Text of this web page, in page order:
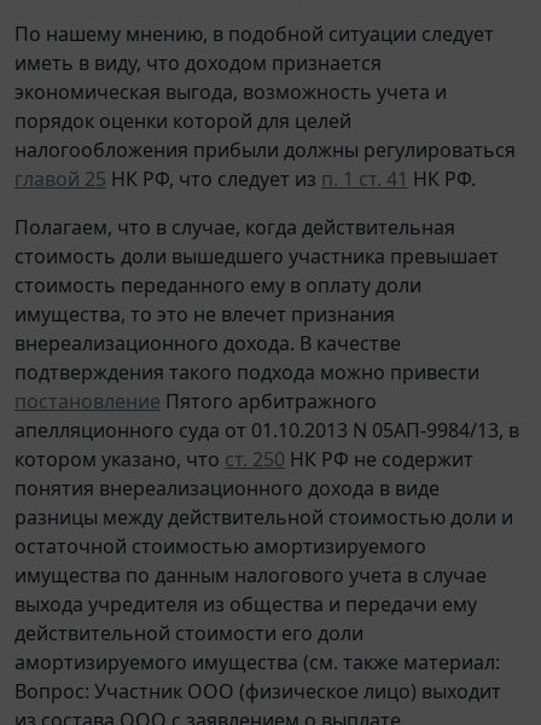
По нашему мнению, в подобной ситуации следует
иметь в виду, что доходом признается
экономическая выгода, возможность учета и
порядок оценки которой для целей
налогообложения прибыли должны регулироваться
главой 25 НК РФ, что следует из п. 1 ст. 41 НК РФ.
Полагаем, что в случае, когда действительная
стоимость доли вышедшего участника превышает
стоимость переданного ему в оплату доли
имущества, то это не влечет признания
внереализационного дохода. В качестве
подтверждения такого подхода можно привести
постановление Пятого арбитражного
апелляционного суда от 01.10.2013 N 05АП-9984/13, в
котором указано, что ст. 250 НК РФ не содержит
понятия внереализационного дохода в виде
разницы между действительной стоимостью доли и
остаточной стоимостью амортизируемого
имущества по данным налогового учета в случае
выхода учредителя из общества и передачи ему
действительной стоимости его доли
амортизируемого имущества (см. также материал:
Вопрос: Участник ООО (физическое лицо) выходит
из состава ООО с заявлением о выплате